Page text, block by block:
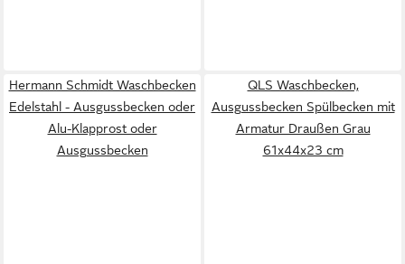
Hermann Schmidt Waschbecken
Edelstahl - Ausgussbecken oder
Alu-Klapprost oder
Ausgussbecken
QLS Waschbecken,
Ausgussbecken Spülbecken mit
Armatur Draußen Grau
61x44x23 cm